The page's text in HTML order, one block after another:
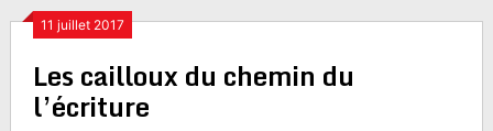
11 juillet 2017
Les cailloux du chemin du
l’écriture